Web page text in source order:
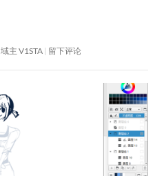
域主 V1STA 留下评论